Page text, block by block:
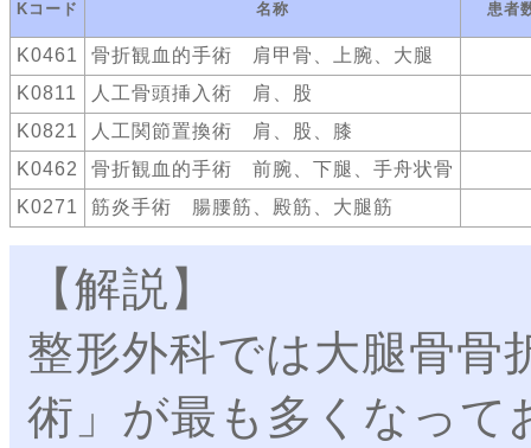
Kコード 名称 患者
K0461
骨折観血的手術 肩甲骨、上腕、大腿
K0811
人工骨頭挿入術 肩、股
K0821
人工関節置換術 肩、股、膝
K0462
骨折観血的手術 前腕、下腿、手舟状骨
K0271
筋炎手術 腸腰筋、殿筋、大腿筋
【解説】
整形外科では大腿骨骨
術」が最も多くなって